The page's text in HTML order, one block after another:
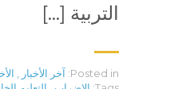
التربية […]
Posted in: آخر الأخبار